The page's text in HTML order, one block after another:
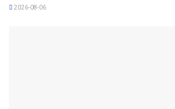
2026-08-06